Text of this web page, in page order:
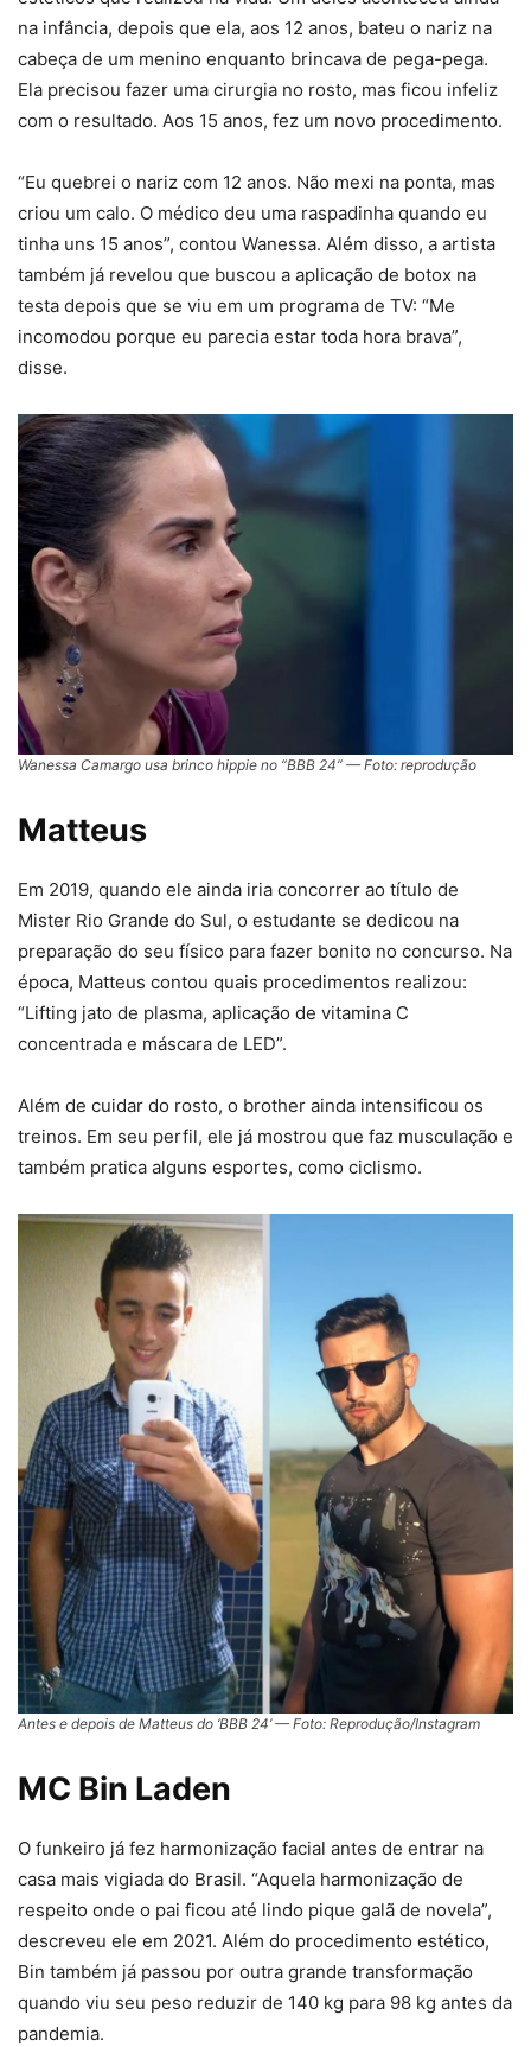
na infância, depois que ela, aos 12 anos, bateu o nariz na
cabeça de um menino enquanto brincava de pega-pega.
Ela precisou fazer uma cirurgia no rosto, mas ficou infeliz
com o resultado. Aos 15 anos, fez um novo procedimento.
“Eu quebrei o nariz com 12 anos. Não mexi na ponta, mas
criou um calo. O médico deu uma raspadinha quando eu
tinha uns 15 anos”, contou Wanessa. Além disso, a artista
também já revelou que buscou a aplicação de botox na
testa depois que se viu em um programa de TV: “Me
incomodou porque eu parecia estar toda hora brava”,
disse.
Wanessa Camargo usa brinco hippie no “BBB 24” — Foto: reprodução
Matteus
Em 2019, quando ele ainda iria concorrer ao título de
Mister Rio Grande do Sul, o estudante se dedicou na
preparação do seu físico para fazer bonito no concurso. Na
época, Matteus contou quais procedimentos realizou:
“Lifting jato de plasma, aplicação de vitamina C
concentrada e máscara de LED”.
Além de cuidar do rosto, o brother ainda intensificou os
treinos. Em seu perfil, ele já mostrou que faz musculação e
também pratica alguns esportes, como ciclismo.
Antes e depois de Matteus do ‘BBB 24’ — Foto: Reprodução/Instagram
MC Bin Laden
O funkeiro já fez harmonização facial antes de entrar na
casa mais vigiada do Brasil. “Aquela harmonização de
respeito onde o pai ficou até lindo pique galã de novela”,
descreveu ele em 2021. Além do procedimento estético,
Bin também já passou por outra grande transformação
quando viu seu peso reduzir de 140 kg para 98 kg antes da
pandemia.